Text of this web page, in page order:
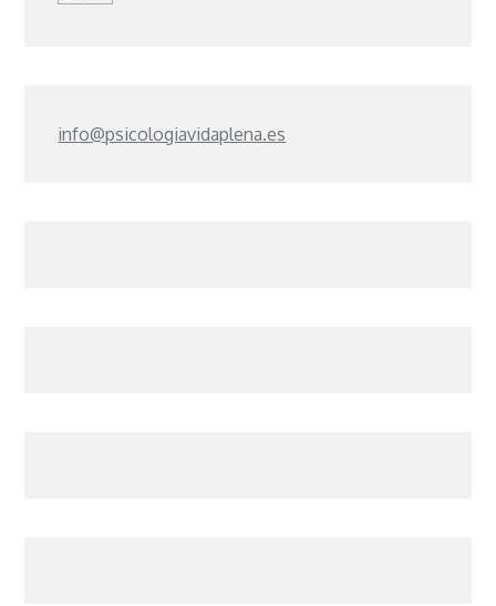
info@psicologiavidaplena.es